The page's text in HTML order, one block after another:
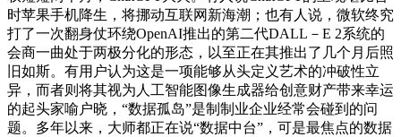
时苹果手机降生，将挪动互联网新海潮；也有人说，微软终究
打了一次翻身仗环绕OpenAI推出的第二代DALL－E 2系统的
会商一曲处于两极分化的形态，以至正在其推出了几个月后照
旧如斯。有用户认为这是一项能够从头定义艺术的冲破性立
异，而者则将其视为人工智能图像生成器给创意财产带来幸运
的起头家喻户晓，“数据孤岛”是制制业企业经常会碰到的问
题。多年以来，大师都正在说“数据中台”，可是最焦点的数据